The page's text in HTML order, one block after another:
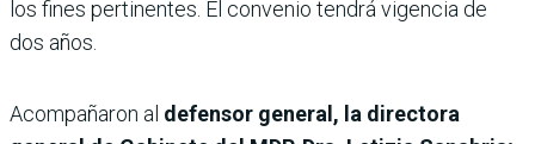
los fines pertinentes. El convenio tendrá vigencia de
dos años.
Acompañaron al defensor general, la directora